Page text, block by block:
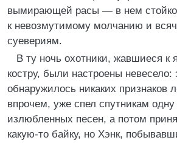
вымирающей расы — в нем стойко
к невозмутимому молчанию и
суевериям.
В ту ночь охотники, жавшиеся
костру, были настроены
обнаружилось никаких признаков
впрочем, уже спел спутникам одну
излюбленных песен, а потом
какую-то байку, но Хэнк,